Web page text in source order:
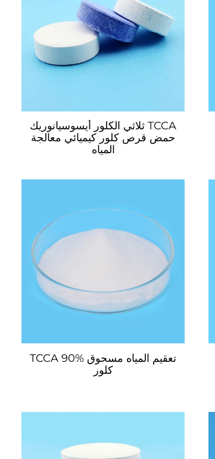
TCCA ثلاثي الكلور أيسوسيانوريك
حمض قرص كلور كيميائي معالجة
المياه
تعقيم المياه مسحوق TCCA 90%
كلور